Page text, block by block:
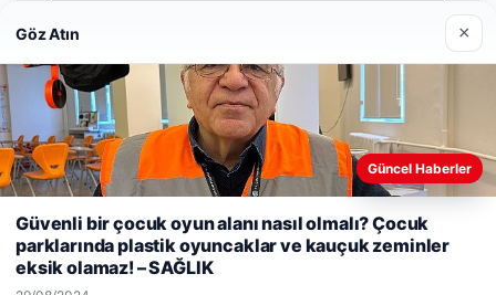
deneyiminizi kişiselleştirmek ve geliştirmek amacıyla çerezler
kullanıyoruz.Çerez Politikamız
Göz Atın ×
Güncel Haberler
Güvenli bir çocuk oyun alanı nasıl olmalı? Çocuk
parklarında plastik oyuncaklar ve kauçuk zeminler
eksik olamaz! – SAĞLIK